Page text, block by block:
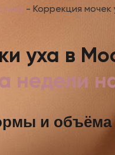
- Коррекция мочек
уха в
недели
и объёма